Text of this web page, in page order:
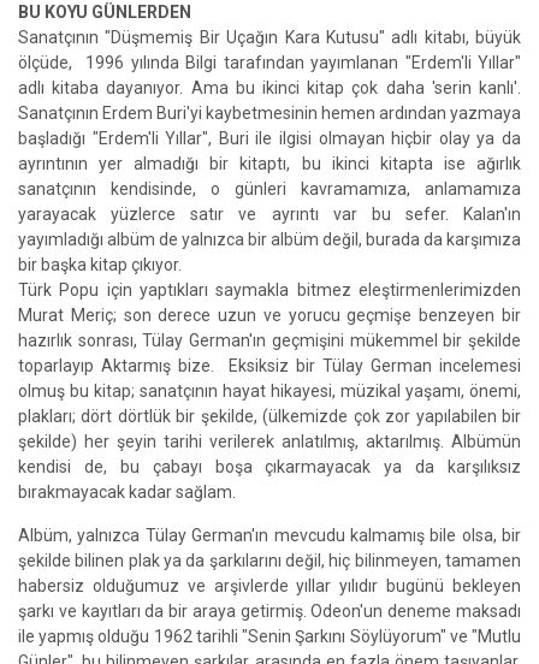
BU KOYU GÜNLERDEN
Sanatçının "Düşmemiş Bir Uçağın Kara Kutusu" adlı kitabı, büyük
ölçüde, 1996 yılında Bilgi tarafından yayımlanan "Erdem'li Yıllar"
adlı kitaba dayanıyor. Ama bu ikinci kitap çok daha 'serin kanlı'.
Sanatçının Erdem Buri'yi kaybetmesinin hemen ardından yazmaya
başladığı "Erdem'li Yıllar", Buri ile ilgisi olmayan hiçbir olay ya da
ayrıntının yer almadığı bir kitaptı, bu ikinci kitapta ise ağırlık
sanatçının kendisinde, o günleri kavramamıza, anlamamıza
yarayacak yüzlerce satır ve ayrıntı var bu sefer. Kalan'ın
yayımladığı albüm de yalnızca bir albüm değil, burada da karşımıza
bir başka kitap çıkıyor.
Türk Popu için yaptıkları saymakla bitmez eleştirmenlerimizden
Murat Meriç; son derece uzun ve yorucu geçmişe benzeyen bir
hazırlık sonrası, Tülay German'ın geçmişini mükemmel bir şekilde
toparlayıp Aktarmış bize. Eksiksiz bir Tülay German incelemesi
olmuş bu kitap; sanatçının hayat hikayesi, müzikal yaşamı, önemi,
plakları; dört dörtlük bir şekilde, (ülkemizde çok zor yapılabilen bir
şekilde) her şeyin tarihi verilerek anlatılmış, aktarılmış. Albümün
kendisi de, bu çabayı boşa çıkarmayacak ya da karşılıksız
bırakmayacak kadar sağlam.
Albüm, yalnızca Tülay German'ın mevcudu kalmamış bile olsa, bir
şekilde bilinen plak ya da şarkılarını değil, hiç bilinmeyen, tamamen
habersiz olduğumuz ve arşivlerde yıllar yılıdır bugünü bekleyen
şarkı ve kayıtları da bir araya getirmiş. Odeon'un deneme maksadı
ile yapmış olduğu 1962 tarihli "Senin Şarkını Söylüyorum" ve "Mutlu